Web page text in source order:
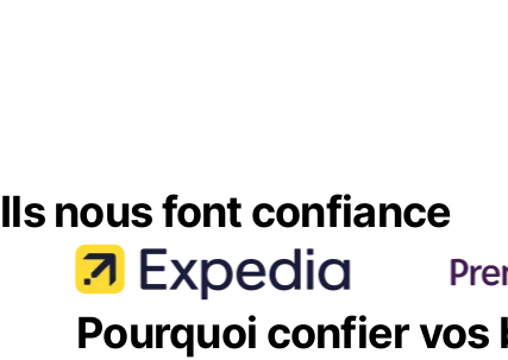
Ils nous font confiance
Pourquoi confier vos